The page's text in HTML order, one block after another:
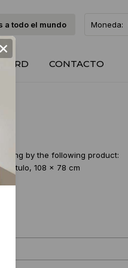
a todo el mundo Moneda:
CONTACTO
by the following product:
titulo, 108 x 78 cm